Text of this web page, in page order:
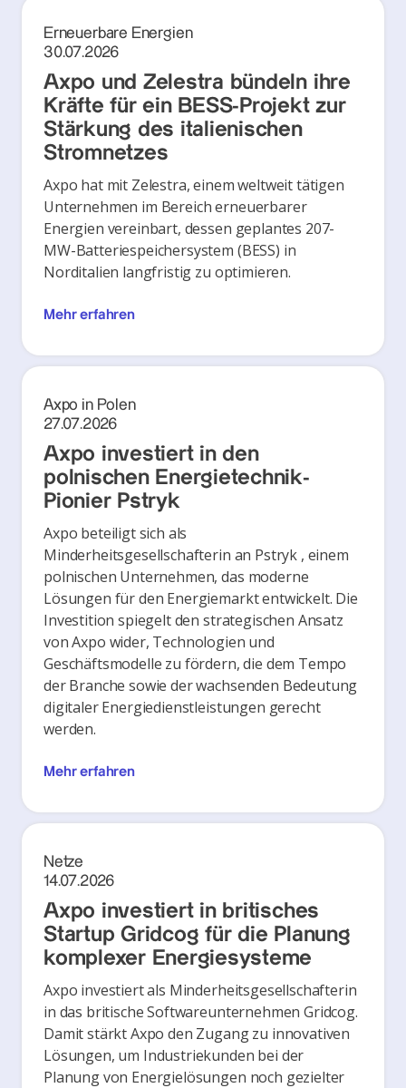
Erneuerbare Energien
30.07.2026
Axpo und Zelestra bündeln ihre
Kräfte für ein BESS-Projekt zur
Stärkung des italienischen
Stromnetzes
Axpo hat mit Zelestra, einem weltweit tätigen
Unternehmen im Bereich erneuerbarer
Energien vereinbart, dessen geplantes 207-
MW-Batteriespeichersystem (BESS) in
Norditalien langfristig zu optimieren.
Mehr erfahren
Axpo in Polen
27.07.2026
Axpo investiert in den
polnischen Energietechnik-
Pionier Pstryk
Axpo beteiligt sich als
Minderheitsgesellschafterin an Pstryk , einem
polnischen Unternehmen, das moderne
Lösungen für den Energiemarkt entwickelt. Die
Investition spiegelt den strategischen Ansatz
von Axpo wider, Technologien und
Geschäftsmodelle zu fördern, die dem Tempo
der Branche sowie der wachsenden Bedeutung
digitaler Energiedienstleistungen gerecht
werden.
Mehr erfahren
Netze
14.07.2026
Axpo investiert in britisches
Startup Gridcog für die Planung
komplexer Energiesysteme
Axpo investiert als Minderheitsgesellschafterin
in das britische Softwareunternehmen Gridcog.
Damit stärkt Axpo den Zugang zu innovativen
Lösungen, um Industriekunden bei der
Planung von Energielösungen noch gezielter